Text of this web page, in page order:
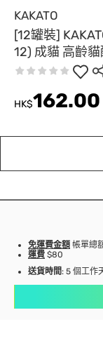
KAKATO
[12罐裝]
12) 成貓 高齡
HK$162.00
免運費金額 帳單總
運費 $80
送貨時間: 5 個工作